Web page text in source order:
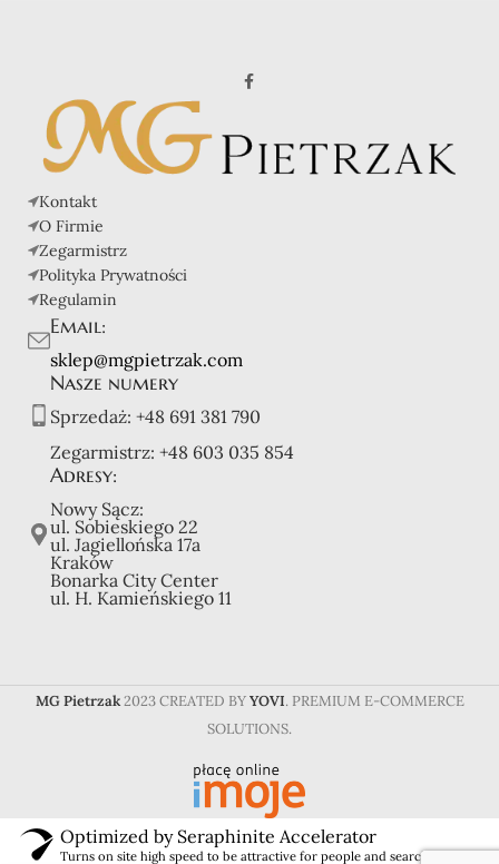
Kontakt
O Firmie
Zegarmistrz
Polityka Prywatności
Regulamin
Email:
sklep@mgpietrzak.com
Nasze numery
Sprzedaż: +48 691 381 790
Zegarmistrz: +48 603 035 854
Adresy:
Nowy Sącz:
ul. Sobieskiego 22
ul. Jagiellońska 17a
Kraków
Bonarka City Center
ul. H. Kamieńskiego 11
MG Pietrzak 2023 CREATED BYYOVI. PREMIUM E-COMMERCE
SOLUTIONS.
Optimized by Seraphinite Accelerator
Turns on site high speed to be attractive for people and search engines.